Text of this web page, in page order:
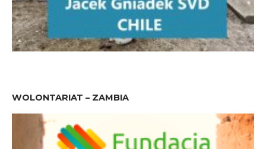
WOLONTARIAT – ZAMBIA